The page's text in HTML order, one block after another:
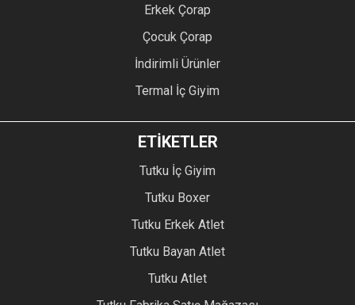
Erkek Çorap
Çocuk Çorap
İndirimli Ürünler
Termal İç Giyim
ETİKETLER
Tutku İç Giyim
Tutku Boxer
Tutku Erkek Atlet
Tutku Bayan Atlet
Tutku Atlet